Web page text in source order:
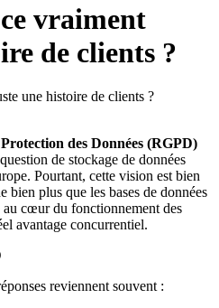
vraiment
de clients ?
des Données (RGPD)
de stockage de données
Pourtant, cette vision est bien
plus que les bases de données
au cœur du fonctionnement des
avantage concurrentiel.
reviennent souvent :